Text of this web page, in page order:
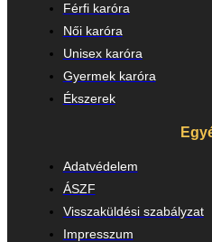
Férfi karóra
Női karóra
Unisex karóra
Gyermek karóra
Ékszerek
Adatvédelem
ÁSZF
Visszaküldési szabályzat
Impresszum